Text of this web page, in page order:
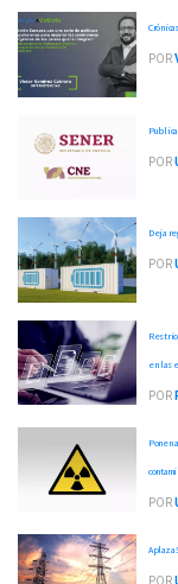
POR
POR
Deja
POR
en las
POR
Ponen
POR
Aplaza
POR